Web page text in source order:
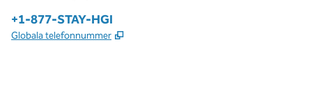
Telefon:
+1-877-STAY-HGI
Globala telefonnummer ,